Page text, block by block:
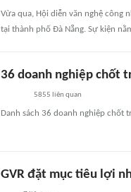
Vừa qua, Hội diễn văn nghệ công
tại thành phố Đà Nẵng. Sự kiện
36 doanh nghiệp chốt
5855 liên quan
Danh sách 36 doanh nghiệp chốt
GVR đặt mục tiêu lợi